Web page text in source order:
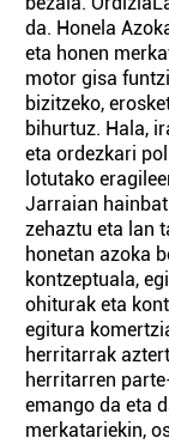
da. Honela
eta honen
motor gisa
bizitzeko,
bihurtuz. Hala,
eta ordezkari
lotutako
Jarraian
zehaztu eta lan
honetan azoka
kontzeptuala,
ohiturak eta
egitura
herritarrak
herritarren
emango da eta
merkatariekin,